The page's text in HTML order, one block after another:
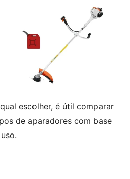
escolher, é útil comparar
de aparadores com base